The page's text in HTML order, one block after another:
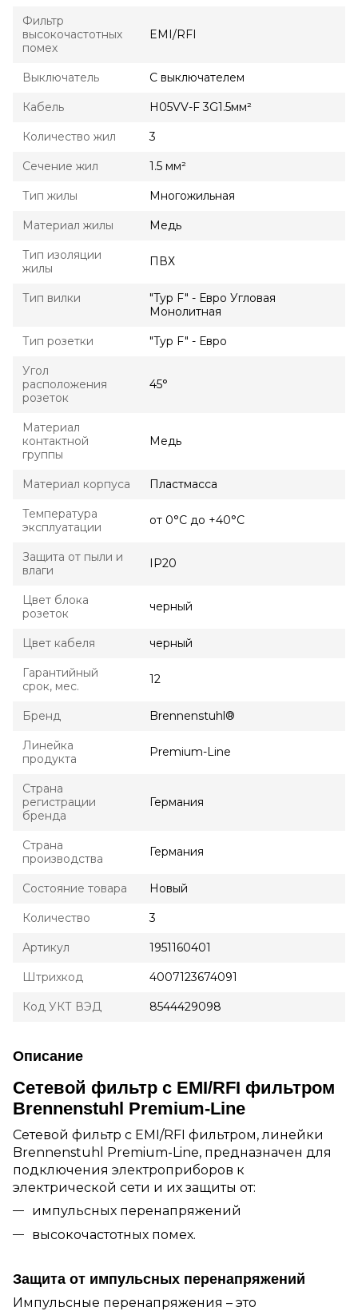
Фильтр
высокочастотных
помех
EMI/RFI
Выключатель С выключателем
Кабель H05VV-F 3G1.5мм²
Количество жил 3
Сечение жил 1.5 мм²
Тип жилы Многожильная
Материал жилы Медь
Тип изоляции
жилы
ПВХ
Тип вилки
"Typ F" - Евро Угловая
Монолитная
Тип розетки "Typ F" - Евро
Угол
расположения
розеток
45°
Материал
контактной
группы
Медь
Материал корпуса Пластмасса
Температура
эксплуатации
от 0°С до +40°С
Защита от пыли и
влаги
IP20
Цвет блока
розеток
черный
Цвет кабеля черный
Гарантийный
срок, мес.
12
Бренд Brennenstuhl®
Линейка
продукта
Premium-Line
Страна
регистрации
бренда
Германия
Страна
производства
Германия
Состояние товара Новый
Количество 3
Артикул 1951160401
Штрихкод 4007123674091
Код УКТ ВЭД 8544429098
Описание
Сетевой фильтр с EMI/RFI фильтром
Brennenstuhl Premium-Line
Сетевой фильтр с EMI/RFI фильтром, линейки
Brennenstuhl Premium-Line, предназначен для
подключения электроприборов к
электрической сети и их защиты от:
импульсных перенапряжений
высокочастотных помех.
Защита от импульсных перенапряжений
Импульсные перенапряжения – это